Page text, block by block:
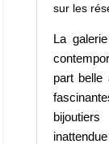
sur les
La
part belle